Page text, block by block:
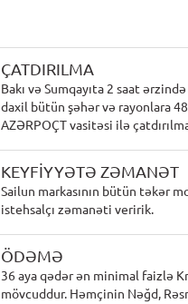
ÇATDIRILMA
Bakı və Sumqayıta 2 saat
daxil bütün şəhər və rayonlara
AZƏRPOÇT vasitəsi ilə
KEYFİYYƏTƏ ZƏMANƏT
Sailun markasının bütün təkər
istehsalçı zəmanəti veririk.
ÖDƏMƏ
36 aya qədər ən minimal faizlə
mövcuddur. Həmçinin Nəğd,